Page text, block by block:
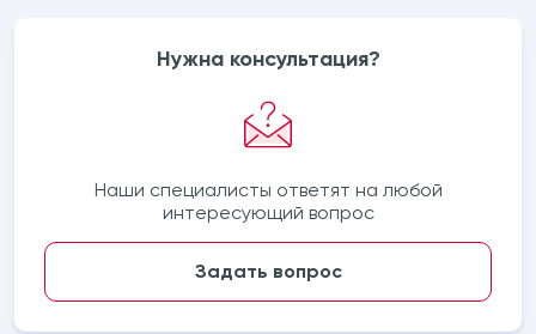
Нужна консультация?
Наши специалисты ответят на любой
интересующий вопрос
Задать вопрос